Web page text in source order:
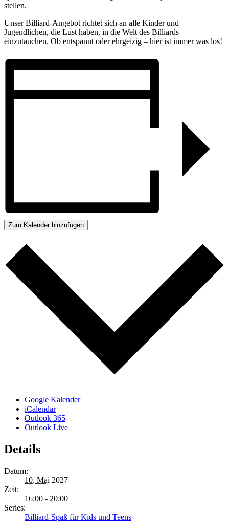
stellen.
Unser Billiard-Angebot richtet sich an alle Kinder und
Jugendlichen, die Lust haben, in die Welt des Billiards
einzutauchen. Ob entspannt oder ehrgeizig – hier ist immer was los!
Zum Kalender hinzufügen
Google Kalender
iCalendar
Outlook 365
Outlook Live
Details
Datum:
10. Mai 2027
Zeit:
16:00 - 20:00
Series:
Billiard-Spaß für Kids und Teens